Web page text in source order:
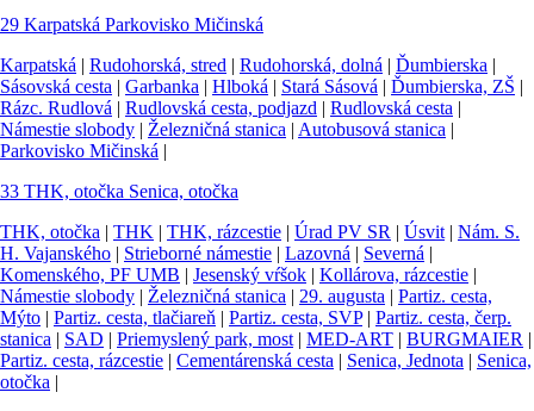
29 Karpatská Parkovisko Mičinská
Karpatská | Rudohorská, stred | Rudohorská, dolná | Ďumbierska |
Sásovská cesta | Garbanka | Hlboká | Stará Sásová | Ďumbierska, ZŠ |
Rázc. Rudlová | Rudlovská cesta, podjazd | Rudlovská cesta |
Námestie slobody | Železničná stanica | Autobusová stanica |
Parkovisko Mičinská |
33 THK, otočka Senica, otočka
THK, otočka | THK | THK, rázcestie | Úrad PV SR | Úsvit | Nám. S.
H. Vajanského | Strieborné námestie | Lazovná | Severná |
Komenského, PF UMB | Jesenský vŕšok | Kollárova, rázcestie |
Námestie slobody | Železničná stanica | 29. augusta | Partiz. cesta,
Mýto | Partiz. cesta, tlačiareň | Partiz. cesta, SVP| Partiz. cesta, čerp.
stanica | SAD | Priemyslený park, most | MED-ART | BURGMAIER |
Partiz. cesta, rázcestie | Cementárenská cesta | Senica, Jednota | Senica,
otočka |